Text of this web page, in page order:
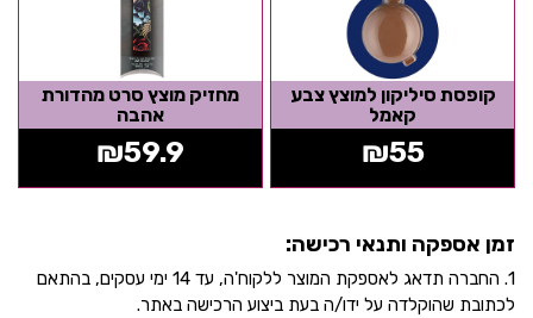
קופסת סיליקון למוצץ צבע
קאמל
₪55
מחזיק מוצץ סרט מהדורת
אהבה
₪59.9
זמן אספקה ותנאי רכישה:
1. החברה תדאג לאספקת המוצר ללקוח'ה, עד 14 ימי עסקים, בהתאם
לכתובת שהוקלדה על ידו/ה בעת ביצוע הרכישה באתר.